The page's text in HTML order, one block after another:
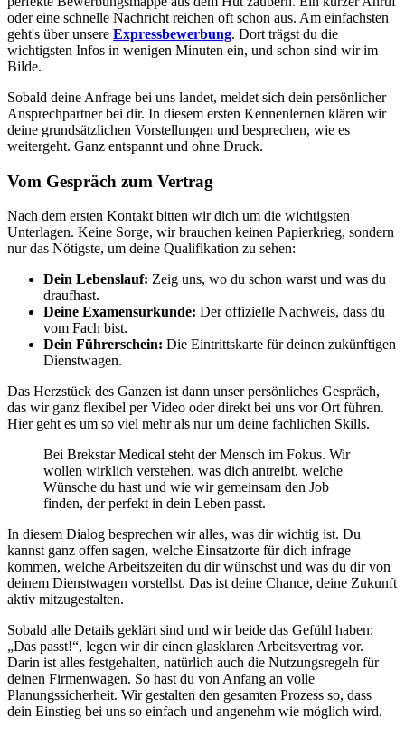
oder eine schnelle Nachricht reichen oft schon aus. Am einfachsten
geht's über unsere Expressbewerbung. Dort trägst du die
wichtigsten Infos in wenigen Minuten ein, und schon sind wir im
Bilde.
Sobald deine Anfrage bei uns landet, meldet sich dein persönlicher
Ansprechpartner bei dir. In diesem ersten Kennenlernen klären wir
deine grundsätzlichen Vorstellungen und besprechen, wie es
weitergeht. Ganz entspannt und ohne Druck.
Vom Gespräch zum Vertrag
Nach dem ersten Kontakt bitten wir dich um die wichtigsten
Unterlagen. Keine Sorge, wir brauchen keinen Papierkrieg, sondern
nur das Nötigste, um deine Qualifikation zu sehen:
Dein Lebenslauf: Zeig uns, wo du schon warst und was du
draufhast.
Deine Examensurkunde: Der offizielle Nachweis, dass du
vom Fach bist.
Dein Führerschein: Die Eintrittskarte für deinen zukünftigen
Dienstwagen.
Das Herzstück des Ganzen ist dann unser persönliches Gespräch,
das wir ganz flexibel per Video oder direkt bei uns vor Ort führen.
Hier geht es um so viel mehr als nur um deine fachlichen Skills.
Bei Brekstar Medical steht der Mensch im Fokus. Wir
wollen wirklich verstehen, was dich antreibt, welche
Wünsche du hast und wie wir gemeinsam den Job
finden, der perfekt in dein Leben passt.
In diesem Dialog besprechen wir alles, was dir wichtig ist. Du
kannst ganz offen sagen, welche Einsatzorte für dich infrage
kommen, welche Arbeitszeiten du dir wünschst und was du dir von
deinem Dienstwagen vorstellst. Das ist deine Chance, deine Zukunft
aktiv mitzugestalten.
Sobald alle Details geklärt sind und wir beide das Gefühl haben:
„Das passt!“, legen wir dir einen glasklaren Arbeitsvertrag vor.
Darin ist alles festgehalten, natürlich auch die Nutzungsregeln für
deinen Firmenwagen. So hast du von Anfang an volle
Planungssicherheit. Wir gestalten den gesamten Prozess so, dass
dein Einstieg bei uns so einfach und angenehm wie möglich wird.